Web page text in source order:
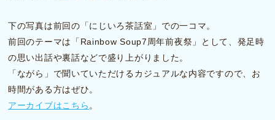
下の写真は前回の「にじいろ茶話室」での一コマ。
前回のテーマは「Rainbow Soup7周年前夜祭」として、発足時
の思い出話や裏話などで盛り上がりました。
「ながら」で聞いていただけるカジュアルな内容ですので、お
時間がある方はぜひ。
アーカイブはこちら。